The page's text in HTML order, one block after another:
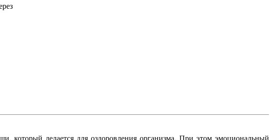
который делается для оздоровления организма. При этом эмоциональный